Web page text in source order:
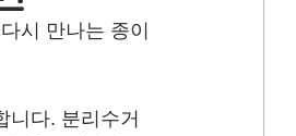
개 ESTC 2017
시 만나는 종이
니다. 분리수거